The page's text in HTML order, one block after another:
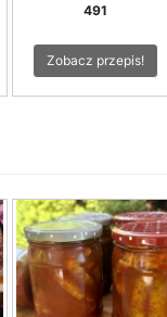
491
Zobacz przepis!